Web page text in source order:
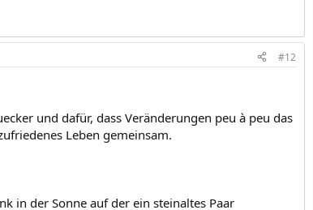
#12
und dafür, dass Veränderungen peu à peu das
Leben gemeinsam.
in der Sonne auf der ein steinaltes Paar